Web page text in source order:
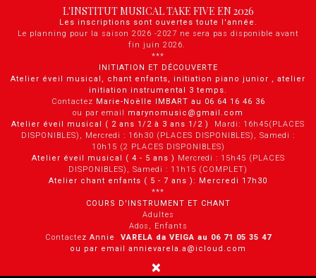
L'INSTITUT MUSICAL TAKE FIVE EN 2026
Les inscriptions sont ouvertes toute l'année.
Le planning pour la saison 2026 -2027 ne sera pas disponible avant
fin juin 2026.
***
INITIATION ET DÉCOUVERTE
Atelier éveil musical, chant enfants, initiation piano junior , atelier
initiation instrumental 3 temps.
Contactez Marie-Noëlle IMBART au 06 64 16 46 36
ou par email marynomusic@gmail.com
Atelier éveil musical ( 2 ans 1/2 à 3 ans 1/2 ) Mardi: 16h45(PLACES
DISPONIBLES), Mercredi : 16h30 (PLACES DISPONIBLES), Samedi :
10h15 (2 PLACES DISPONIBLES)
Atelier éveil musical ( 4 - 5 ans ) Mercredi : 15h45 (PLACES
DISPONIBLES), Samedi : 11h15 (COMPLET)
Atelier chant enfants ( 5 - 7 ans ): Mercredi 17h30
***
COURS D'INSTRUMENT ET CHANT
Adultes
Ados, Enfants
Contactez Annie VARELA da VEIGA au 0 6 71 05 35 47
ou par email annievarela.a@icloud.com
×
Panneau de gestion des cookies